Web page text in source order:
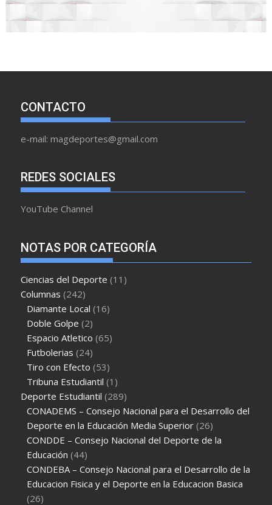
CONTACTO
e-mail: magdeportes@gmail.com
REDES SOCIALES
YouTube Channel
NOTAS POR CATEGORÍA
Ciencias del Deporte (11)
Columnas (242)
Diamante Local (16)
Doble Golpe (2)
Espacio Atletico (65)
Futbolerias (24)
Tiro con Efecto (53)
Tribuna Estudiantil (1)
Deporte Estudiantil (289)
CONADEMS – Consejo Nacional para el Desarrollo del
Deporte en la Educación Media Superior (26)
CONDDE – Consejo Nacional del Deporte de la
Educación (44)
CONDEBA – Consejo Nacional para el Desarrollo de la
Educacion Fisica y el Deporte en la Educacion Basica
(26)